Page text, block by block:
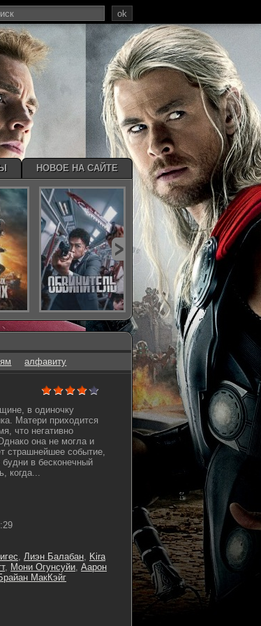
алфавиту
в одиночку
Матери приходится
что негативно
она не могла и
страшнейшее событие,
будни в бесконечный
когда...
, Лиэн Балабан, Kira
, Мони Огунсуйи, Аарон
МакКэйг
ok
НОВОЕ НА САЙТЕ